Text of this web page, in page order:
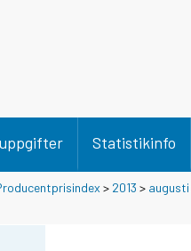
Statistikinfo
> 2013 > augusti